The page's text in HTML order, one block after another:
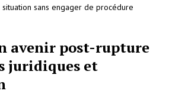
sans engager de procédure
avenir post-rupture
juridiques et